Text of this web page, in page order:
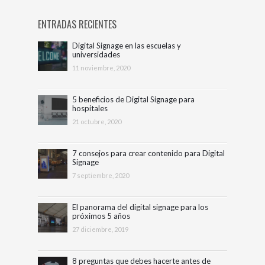
ENTRADAS RECIENTES
Digital Signage en las escuelas y
universidades
11 noviembre, 2020
5 beneficios de Digital Signage para
hospitales
21 octubre, 2020
7 consejos para crear contenido para Digital
Signage
7 septiembre, 2020
El panorama del digital signage para los
próximos 5 años
27 diciembre, 2019
8 preguntas que debes hacerte antes de